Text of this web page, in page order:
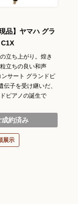
品】ヤマハ グラ
立ち上がり。煌き
立ちの良い和声
サート グランドピ
伝子を受け継いだ、
ピアノの誕生で
成約済み
展示